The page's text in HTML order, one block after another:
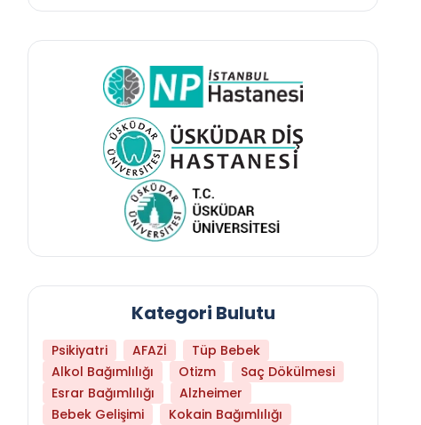
Kategori Bulutu
Psikiyatri AFAZİ
Tüp Bebek
Alkol Bağımlılığı
Otizm
Saç Dökülmesi
Esrar Bağımlılığı
Alzheimer
Bebek Gelişimi
Kokain Bağımlılığı